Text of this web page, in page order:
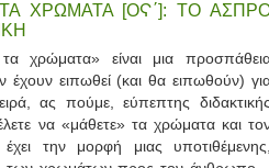
ΧΡΩΜΑΤΑ [ΟϚ΄]: ΤΟ
χρώματα» είναι μια
ειπωθεί (και θα ειπωθούν)
ας πούμε, εύπεπτης
να «μάθετε» τα χρώματα και
την μορφή μιας